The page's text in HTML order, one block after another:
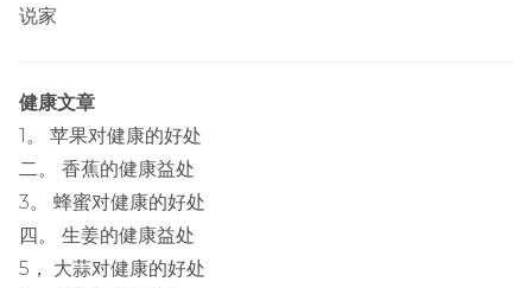
说家
健康文章
1。 苹果对健康的好处
二。 香蕉的健康益处
3。 蜂蜜对健康的好处
四。 生姜的健康益处
5， 大蒜对健康的好处